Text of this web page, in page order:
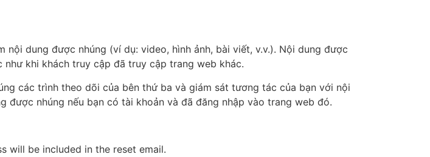
dung được nhúng (ví dụ: video, hình ảnh, bài viết, v.v.). Nội dung được
khi khách truy cập đã truy cập trang web khác.
các trình theo dõi của bên thứ ba và giám sát tương tác của bạn với nội
nhúng nếu bạn có tài khoản và đã đăng nhập vào trang web đó.
will be included in the reset email.